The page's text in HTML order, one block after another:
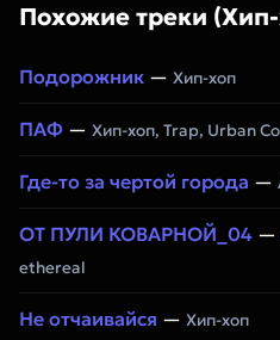
Похожие треки
Подорожник — Хип-хоп
ПАФ — Хип-хоп, Trap, Urban
Где-то за чертой города —
ОТ ПУЛИ КОВАРНОЙ_04 —
ethereal
Не отчаивайся — Хип-хоп